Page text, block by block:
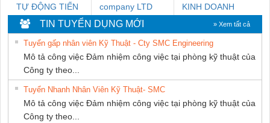
TỰ ĐỘNG TIẾN
HƯNG
company LTD
KINH DOANH
DỊCH VỤ XNK
PHƯƠNG NAM
TIN TUYỂN DỤNG MỚI » Xem tất cả
Tuyển gấp nhân viên Kỹ Thuật - Cty SMC Engineering
Mô tả công việc Đảm nhiệm công việc tại phòng kỹ thuật của
Công ty theo...
Tuyển Nhanh Nhân Viên Kỹ Thuật- SMC
Mô tả công việc Đảm nhiệm công việc tại phòng kỹ thuật của
Công ty theo...